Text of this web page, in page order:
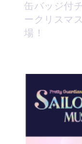
缶バッジ付
ークリスマ
場！